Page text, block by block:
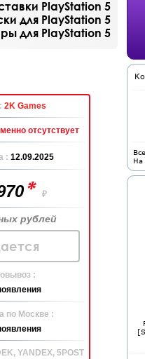
PlayStation 5
для PlayStation 5
для PlayStation 5
2K Games
отсутствует
: 12.09.2025
* ₽
рублей
:
по Москве :
YANDEX, 5POST
На